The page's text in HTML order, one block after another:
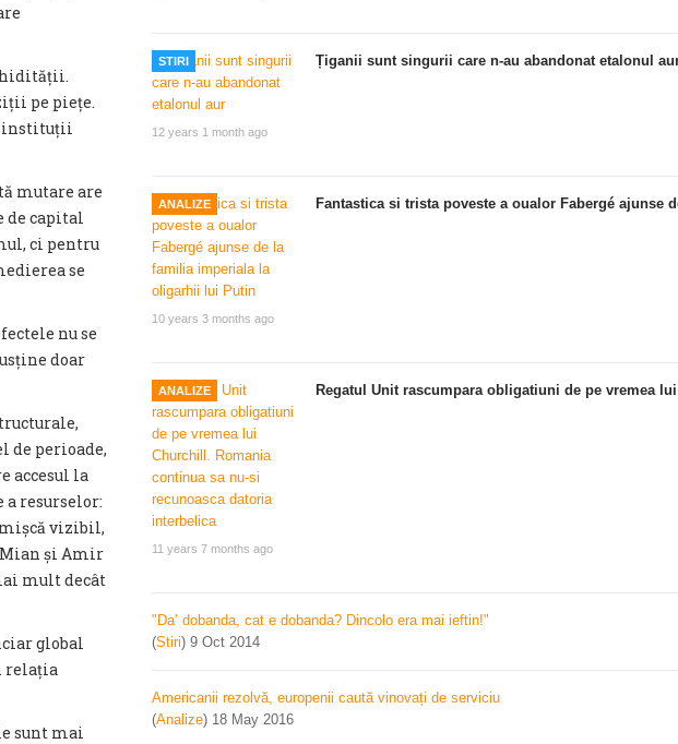
pe piețe.
instituții
mutare are
de capital
ci pentru
se
nu se
doar
de perioade,
accesul la
resurselor:
mișcă vizibil,
și Amir
mult decât
global
relația
sunt mai
STIRI
12 years 1 month ago
Țiganii sunt singurii care n-au abandonat etalonul
ANALIZE
10 years 3 months ago
Fantastica si trista poveste a oualor Fabergé
ANALIZE
11 years 7 months ago
Regatul Unit rascumpara obligatiuni de pe vremea
"Da’ dobanda, cat e dobanda? Dincolo era mai ieftin!"
(Stiri) 9 Oct 2014
Americanii rezolvă, europenii caută vinovați de serviciu
(Analize) 18 May 2016